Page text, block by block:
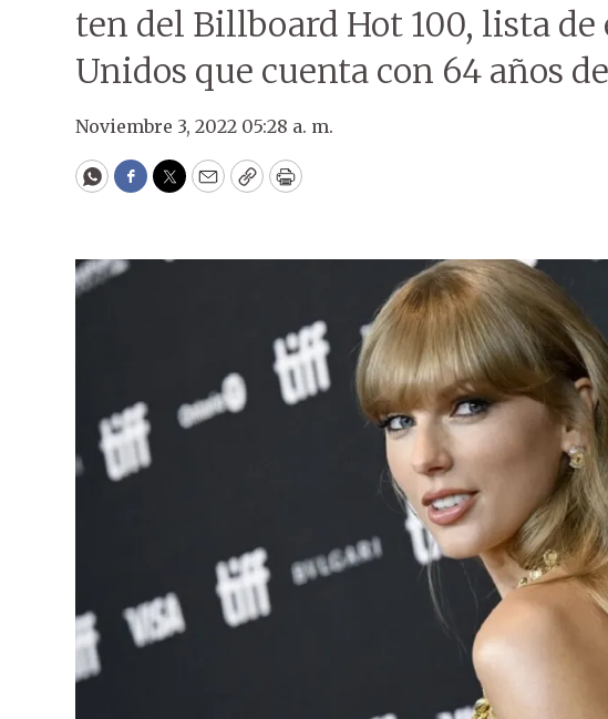
ten del Billboard Hot 100, lista de
Unidos que cuenta con 64 años
Noviembre 3, 2022 05:28 a. m.
WhatsApp
Facebook
Twitter
EmailCopyPrint